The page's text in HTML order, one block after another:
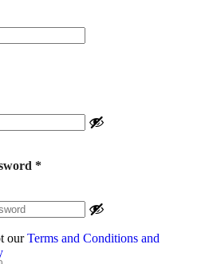
*
ourTerms and Conditions and